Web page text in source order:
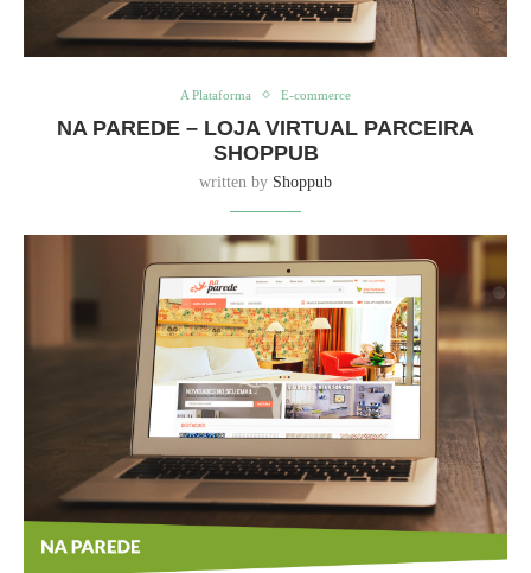
A Plataforma E-commerce
NA PAREDE – LOJA VIRTUAL PARCEIRA
SHOPPUB
written by Shoppub